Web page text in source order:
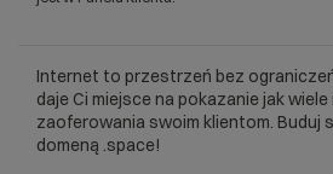
Internet to przestrzeń bez
daje Ci miejsce na pokazanie jak
zaoferowania swoim klientom. Buduj
domeną .space!